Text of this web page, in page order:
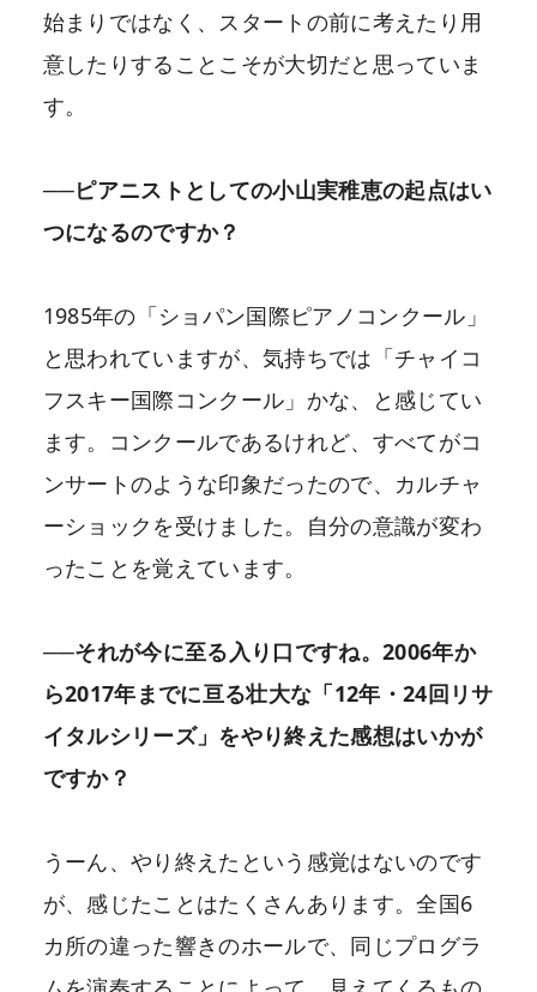
始まりではなく、スタートの前に考えたり用
意したりすることこそが大切だと思っていま
す。
──ピアニストとしての小山実稚恵の起点はい
つになるのですか？
1985年の「ショパン国際ピアノコンクール」
と思われていますが、気持ちでは「チャイコ
フスキー国際コンクール」かな、と感じてい
ます。コンクールであるけれど、すべてがコ
ンサートのような印象だったので、カルチャ
ーショックを受けました。自分の意識が変わ
ったことを覚えています。
──それが今に至る入り口ですね。2006年か
ら2017年までに亘る壮大な「12年・24回リサ
イタルシリーズ」をやり終えた感想はいかが
ですか？
うーん、やり終えたという感覚はないのです
が、感じたことはたくさんあります。全国6
カ所の違った響きのホールで、同じプログラ